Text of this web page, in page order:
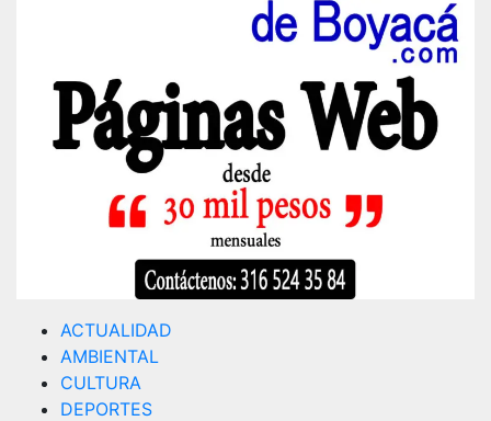
ACTUALIDAD
AMBIENTAL
CULTURA
DEPORTES